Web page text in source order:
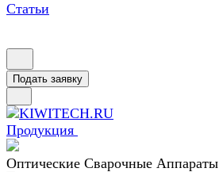
Статьи
Подать заявку
Продукция
Оптические Сварочные Аппараты